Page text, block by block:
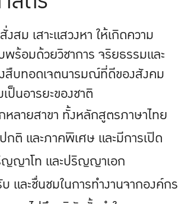
ม เสาะแสวงหา ให้เกิดความ
อมด้วยวิชาการ จริยธรรมและ
บทอดเจตนารมณ์ที่ดีของสังคม
ป็นอารยะของชาติ
ลายสาขา ทั้งหลักสูตรภาษาไทย
ติ และภาคพิเศษ และมีการเปิด
ญาโท และปริญญาเอก
ละชื่นชมในการทำงานจากองค์กร